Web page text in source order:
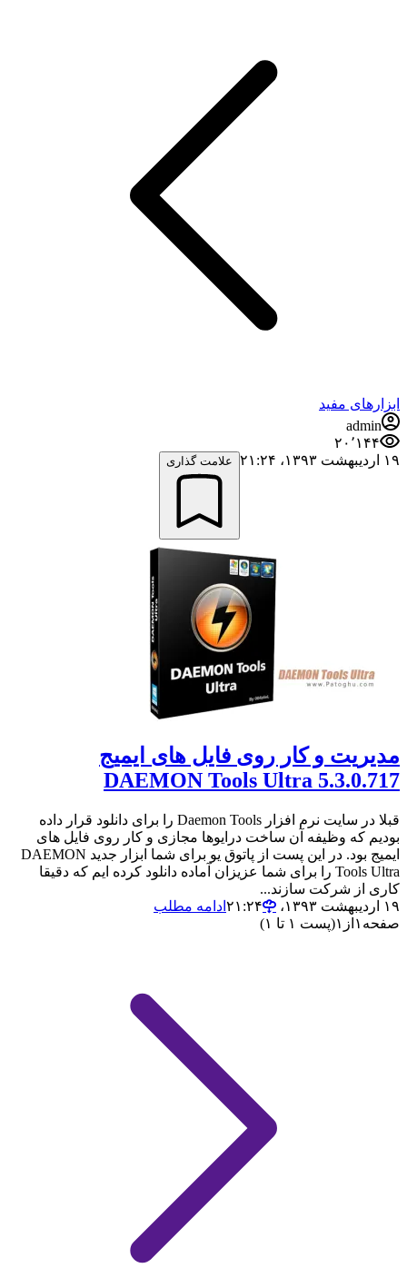
ابزارهای مفید
admin
۲۰٬۱۴۴
۱۹ اردیبهشت ۱۳۹۳،‏ ۲۱:۲۴
علامت گذاری
مدیریت و کار روی فایل های ایمیج
DAEMON Tools Ultra 5.3.0.717
قبلا در سایت نرم افزار Daemon Tools را برای دانلود قرار داده
بودیم که وظیفه آن ساخت درایوها مجازی و کار روی فایل های
ایمیج بود. در این پست از پاتوق یو برای شما ابزار جدید DAEMON
Tools Ultra را برای شما عزیزان آماده دانلود کرده ایم که دقیقا
کاری از شرکت سازند...
۱۹ اردیبهشت ۱۳۹۳،‏ ۲۱:۲۴
ادامه مطلب
صفحه ۱ از ۱(پست ۱ تا ۱)